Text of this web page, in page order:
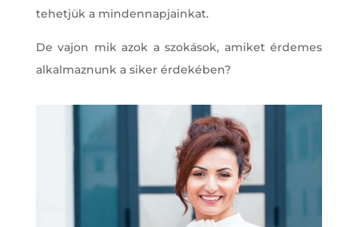
tehetjük a mindennapjainkat.
De vajon mik azok a szokások, amiket érdemes
alkalmaznunk a siker érdekében?